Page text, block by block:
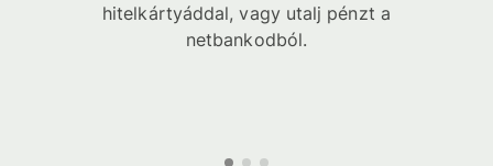
hitelkártyáddal, vagy utalj pénzt a
netbankodból.